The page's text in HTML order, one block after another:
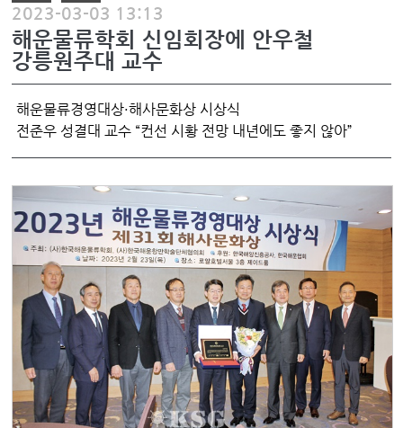
2023-03-03 13:13
해운물류학회 신임회장에 안우철
강릉원주대 교수
해운물류경영대상·해사문화상 시상식
전준우 성결대 교수 “컨선 시황 전망 내년에도 좋지 않아”